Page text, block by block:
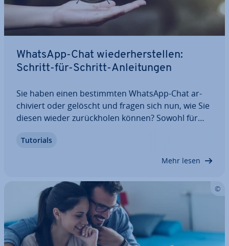
WhatsApp-Chat wie­der­her­stel­len:
Schritt-für-Schritt-An­lei­tun­gen
Sie haben einen be­stimm­ten WhatsApp-Chat ar­
chi­viert oder gelöscht und fragen sich nun, wie Sie
diesen wieder zu­rück­ho­len können? Sowohl für
ver­schie­de­ne Vor­ge­hens­wei­sen, um einen
Tutorials
Mehr lesen